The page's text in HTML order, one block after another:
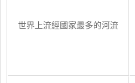
世界上流經國家最多的河流